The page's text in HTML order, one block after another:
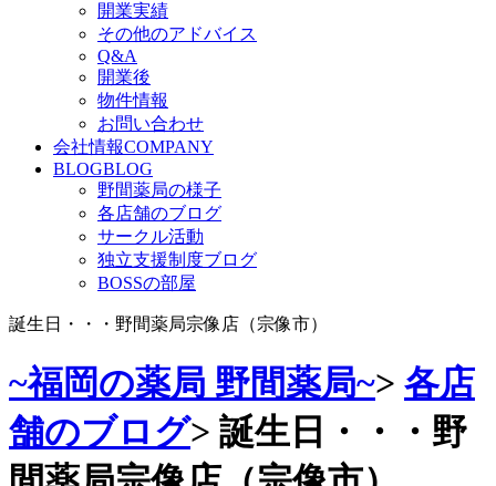
開業実績
その他のアドバイス
Q&A
開業後
物件情報
お問い合わせ
会社情報COMPANY
BLOGBLOG
野間薬局の様子
各店舗のブログ
サークル活動
独立支援制度ブログ
BOSSの部屋
誕生日・・・野間薬局宗像店（宗像市）
~福岡の薬局 野間薬局~> 各店
舗のブログ> 誕生日・・・野